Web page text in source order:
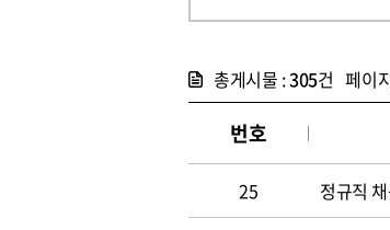
총게시물 :305건 페이
번호
25 정규직